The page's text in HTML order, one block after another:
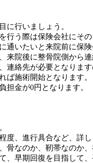
に行いましょう。
行う際は保険会社にその
通いたいと来院前に保
来院後に整骨院側から連
連絡先が必要となりま
ば施術開始となります。
担金が0円となります。
度、進行具合など、詳し
骨なのか、靭帯なのか
、早期回復を目指して